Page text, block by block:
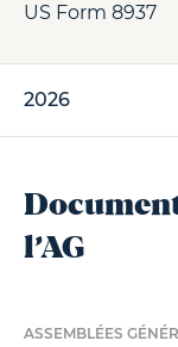
US Form 8937
l’AG
ASSEMBLÉES